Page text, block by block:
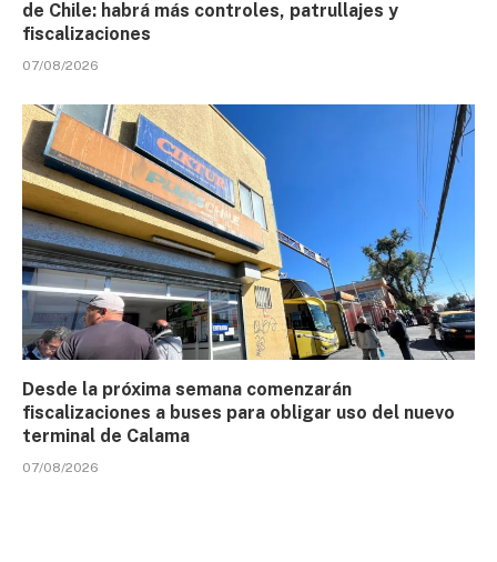
de Chile: habrá más controles, patrullajes y
fiscalizaciones
07/08/2026
Desde la próxima semana comenzarán
fiscalizaciones a buses para obligar uso del nuevo
terminal de Calama
07/08/2026